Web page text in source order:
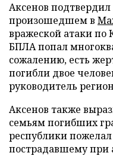
Аксенов
произошедшем в
вражеской атаки по
БПЛА попал
сожалению, есть
погибли двое
руководитель
Аксенов также
семьям погибших
республики
пострадавшему при